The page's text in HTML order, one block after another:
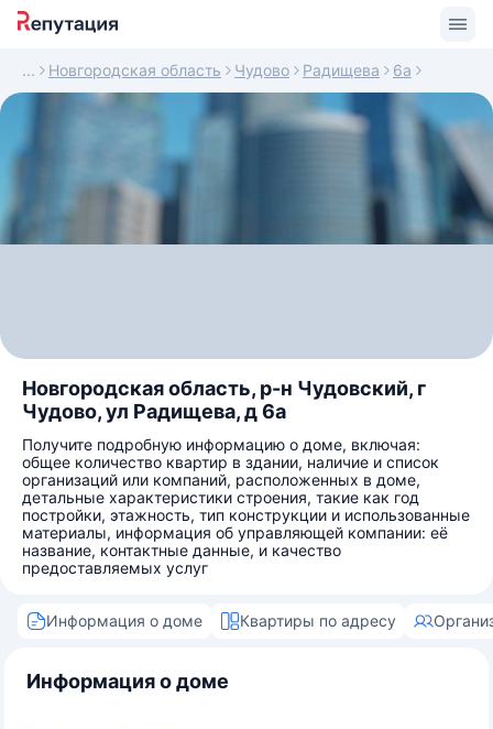
Новгородская область Чудово Радищева 6а
Новгородская область, р-н Чудовский, г
Чудово, ул Радищева, д 6а
Получите подробную информацию о доме, включая:
общее количество квартир в здании, наличие и список
организаций или компаний, расположенных в доме,
детальные характеристики строения, такие как год
постройки, этажность, тип конструкции и использованные
материалы, информация об управляющей компании: её
название, контактные данные, и качество
предоставляемых услуг
Информация о доме Квартиры по адресу
Информация о доме